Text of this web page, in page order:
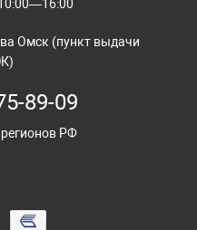
Омск (пункт выдачи
89-09
РФ